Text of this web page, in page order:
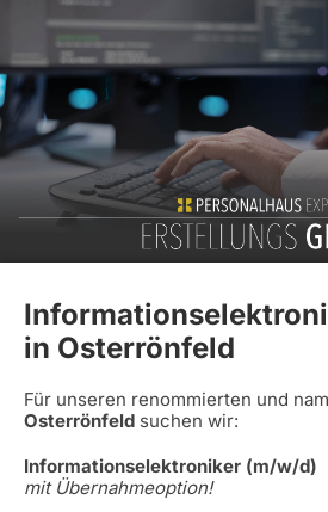
in Osterrönfeld
Für unseren renommierten und
Osterrönfeld suchen wir:
Informationselektroniker (m/w/d)
mit Übernahmeoption!